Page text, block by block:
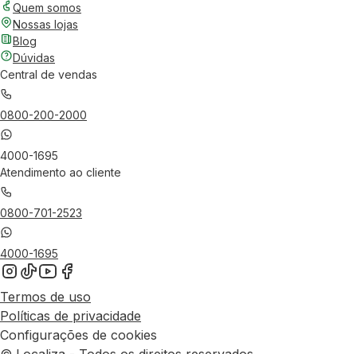
Quem somos
Nossas lojas
Blog
Dúvidas
Central de vendas
0800-200-2000
4000-1695
Atendimento ao cliente
0800-701-2523
4000-1695
Termos de uso
Políticas de privacidade
Configurações de cookies